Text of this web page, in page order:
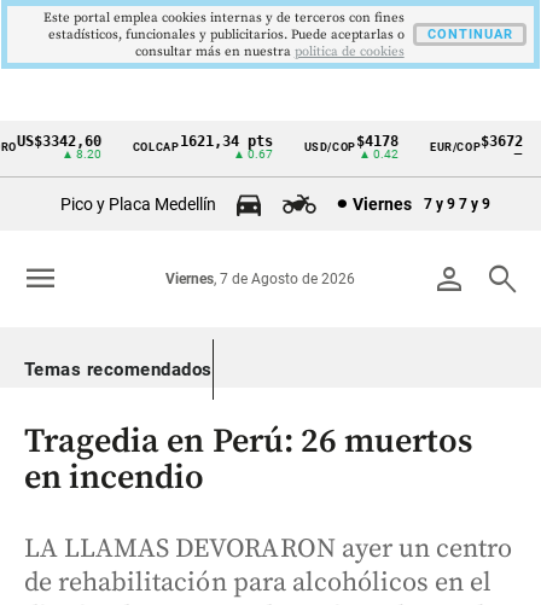
Cintillo
Colombia
US$3342,60
▲ 8.20
COLCAP1621,34 pts
▲ 0.67
USD/COP$4178
▲ 0.42
EUR/COP$3672
Pico y Placa Medellín Viernes 7 y 9 7 y 9
person search
Viernes, 7 de Agosto de 2026
menu
Temas recomendados
Tragedia en Perú: 26 muertos
en incendio
LA LLAMAS DEVORARON ayer un centro
de rehabilitación para alcohólicos en el
Este portal emplea cookies internas y de terceros con fines
estadísticos, funcionales y publicitarios. Puede aceptarlas o
consultar más en nuestra politica de cookies
CONTINUAR